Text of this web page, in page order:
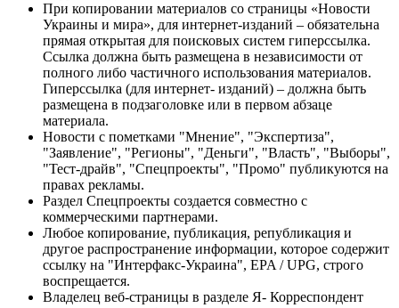
При копировании материалов со страницы «Новости
Украины и мира», для интернет-изданий – обязательна
прямая открытая для поисковых систем гиперссылка.
Ссылка должна быть размещена в независимости от
полного либо частичного использования материалов.
Гиперссылка (для интернет- изданий) – должна быть
размещена в подзаголовке или в первом абзаце
материала.
Новости с пометками "Мнение", "Экспертиза",
"Заявление", "Регионы", "Деньги", "Власть", "Выборы",
"Тест-драйв", "Спецпроекты", "Промо" публикуются на
правах рекламы.
Раздел Спецпроекты создается совместно с
коммерческими партнерами.
Любое копирование, публикация, републикация и
другое распространение информации, которое содержит
ссылку на "Интерфакс-Украина", EPA / UPG, строго
воспрещается.
Владелец веб-страницы в разделе Я- Корреспондент